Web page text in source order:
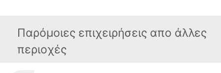
Παρόμοιες επιχειρήσεις απο άλλες
περιοχές